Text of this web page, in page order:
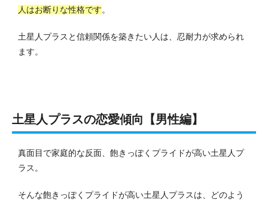
人はお断りな性格です。
土星人プラスと信頼関係を築きたい人は、忍耐力が求められ
ます。
土星人プラスの恋愛傾向【男性編】
真面目で家庭的な反面、飽きっぽくプライドが高い土星人プ
ラス。
そんな飽きっぽくプライドが高い土星人プラスは、どのよう